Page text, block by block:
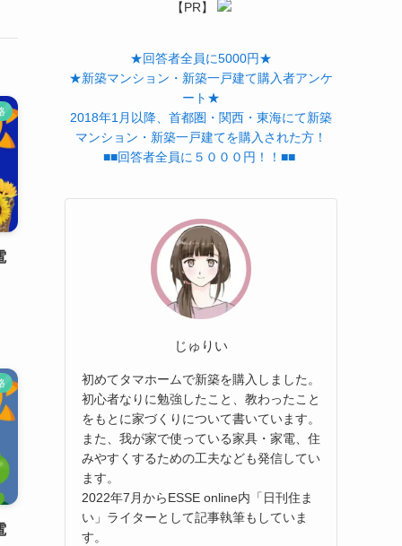
【PR】
★回答者全員に5000円★
★新築マンション・新築一戸建て購入者アンケ
ート★
2018年1月以降、首都圏・関西・東海にて新築
マンション・新築一戸建てを購入された方！
■■回答者全員に５０００円！！■■
じゅりい
初めてタマホームで新築を購入しました。
初心者なりに勉強したこと、教わったこと
をもとに家づくりについて書いています。
また、我が家で使っている家具・家電、住
みやすくするための工夫なども発信してい
ます。
2022年7月からESSE online内「日刊住ま
い」ライターとして記事執筆もしていま
す。